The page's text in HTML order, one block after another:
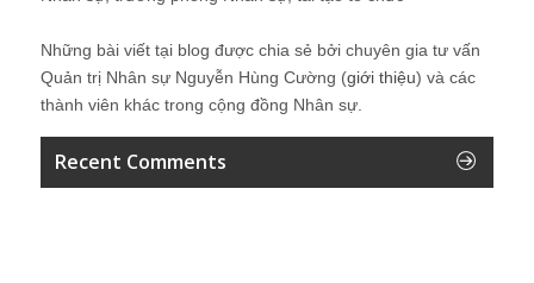
Những bài viết tại blog được chia sẻ bởi chuyên gia tư vấn
Quản trị Nhân sự Nguyễn Hùng Cường (giới thiệu) và các
thành viên khác trong cộng đồng Nhân sự.
Recent Comments